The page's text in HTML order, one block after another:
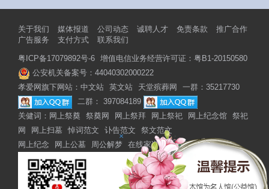
关于我们 媒体报道 公司动态 诚聘人才 免责条款
推广合作
广告服务
支付方式 联系我们
粤ICP备17079892号-6 增值电信业务经营许可证：粤B1-20150580
公安机关备案号：44040302000222
孝爱网旗下网站： 中文站 英文站 天堂殡葬网
一群：35217730
二群： 397084189
关健词： 网上祭奠 祭奠网 网上祭拜 网上祭祀 网上纪念馆 祭祀
网
网上扫墓 悼词范文 讣告范文
祭文范文
网上纪念
网上公墓 周公解梦 在线家谱 网上家谱
×